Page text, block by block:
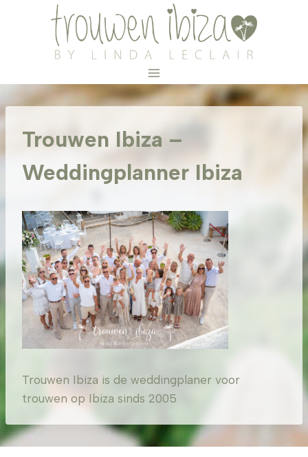
Trouwen Ibiza –
Weddingplanner Ibiza
Trouwen Ibiza is de weddingplaner voor
trouwen op Ibiza sinds 2005